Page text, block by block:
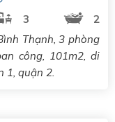
3
2
Thạnh, 3 phòng
công, 101m2, di
1, quận 2.